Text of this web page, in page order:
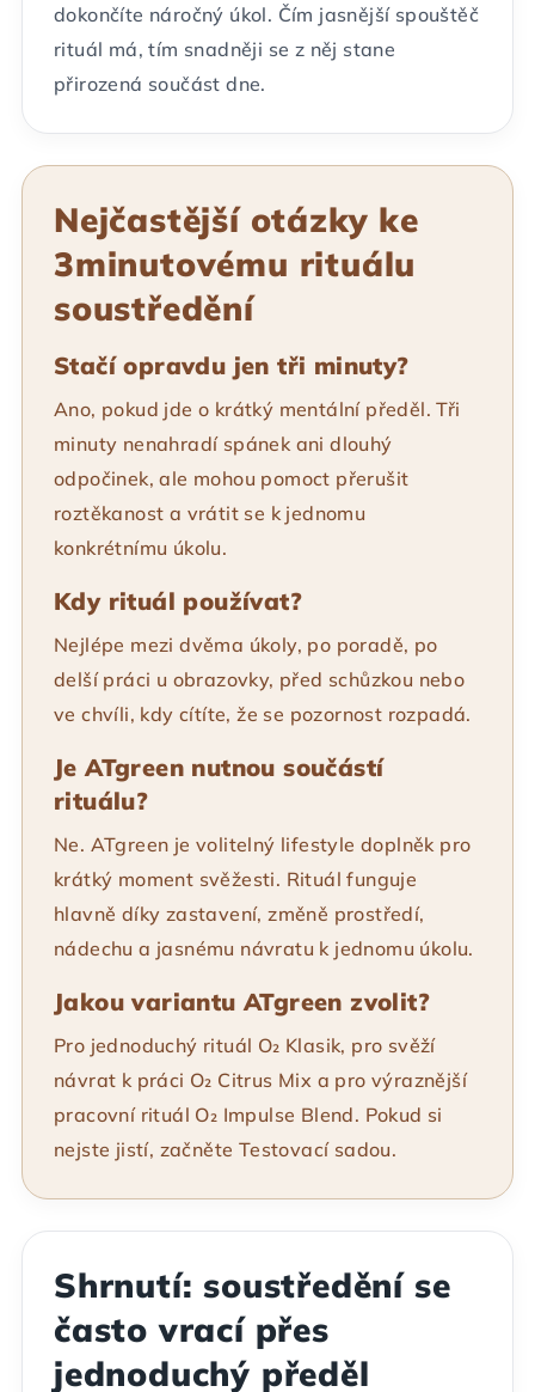
dokončíte náročný úkol. Čím jasnější spouštěč
rituál má, tím snadněji se z něj stane
přirozená součást dne.
Nejčastější otázky ke
3minutovému rituálu
soustředění
Stačí opravdu jen tři minuty?
Ano, pokud jde o krátký mentální předěl. Tři
minuty nenahradí spánek ani dlouhý
odpočinek, ale mohou pomoct přerušit
roztěkanost a vrátit se k jednomu
konkrétnímu úkolu.
Kdy rituál používat?
Nejlépe mezi dvěma úkoly, po poradě, po
delší práci u obrazovky, před schůzkou nebo
ve chvíli, kdy cítíte, že se pozornost rozpadá.
Je ATgreen nutnou součástí
rituálu?
Ne. ATgreen je volitelný lifestyle doplněk pro
krátký moment svěžesti. Rituál funguje
hlavně díky zastavení, změně prostředí,
nádechu a jasnému návratu k jednomu úkolu.
Jakou variantu ATgreen zvolit?
Pro jednoduchý rituál O₂ Klasik, pro svěží
návrat k práci O₂ Citrus Mix a pro výraznější
pracovní rituál O₂ Impulse Blend. Pokud si
nejste jistí, začněte Testovací sadou.
Shrnutí: soustředění se
často vrací přes
jednoduchý předěl